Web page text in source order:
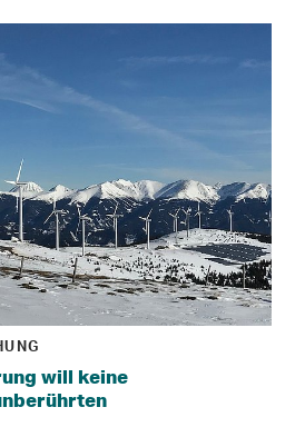
will keine